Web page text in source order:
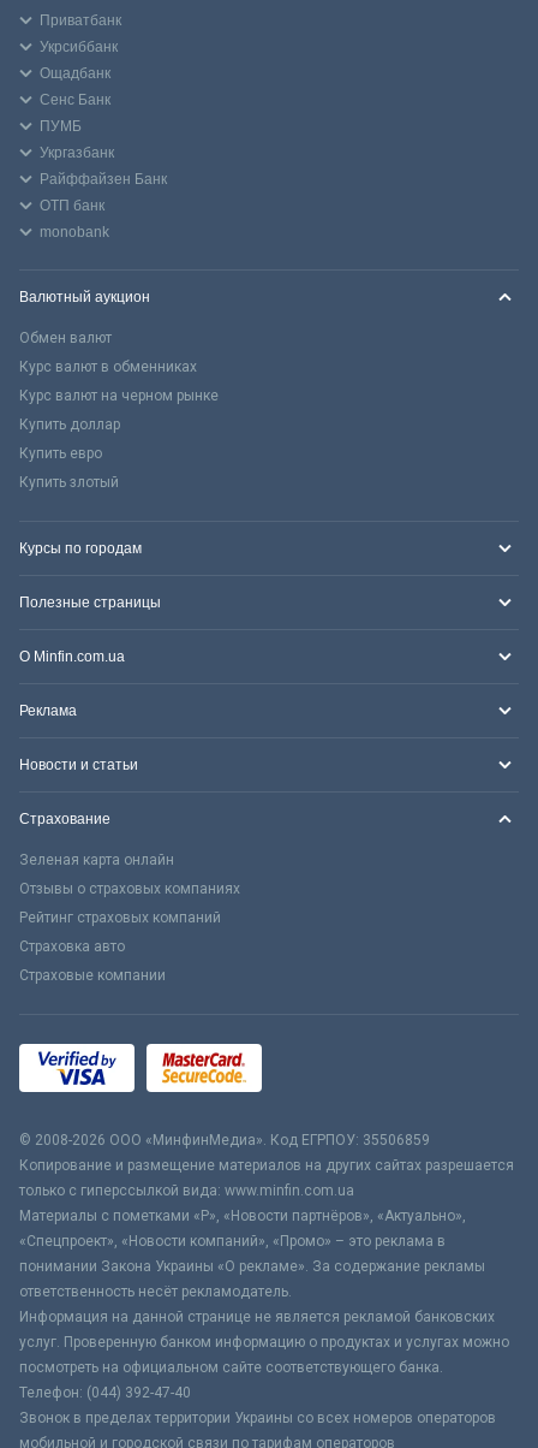
Приватбанк
Укрсиббанк
Ощадбанк
Сенс Банк
ПУМБ
Укргазбанк
Райффайзен Банк
ОТП банк
monobank
Валютный аукцион
Обмен валют
Курс валют в обменниках
Курс валют на черном рынке
Купить доллар
Купить евро
Купить злотый
Курсы по городам
Полезные страницы
О Minfin.com.ua
Реклама
Новости и статьи
Страхование
Зеленая карта онлайн
Отзывы о страховых компаниях
Рейтинг страховых компаний
Страховка авто
Страховые компании
© 2008-2026 ООО «МинфинМедиа». Код ЕГРПОУ: 35506859
Копирование и размещение материалов на других сайтах разрешается
только с гиперссылкой вида: www.minfin.com.ua
Материалы с пометками «Р», «Новости партнёров», «Актуально»,
«Спецпроект», «Новости компаний», «Промо» – это реклама в
понимании Закона Украины «О рекламе». За содержание рекламы
ответственность несёт рекламодатель.
Информация на данной странице не является рекламой банковских
услуг. Проверенную банком информацию о продуктах и услугах можно
посмотреть на официальном сайте соответствующего банка.
Телефон: (044) 392-47-40
Звонок в пределах территории Украины со всех номеров операторов
мобильной и городской связи по тарифам операторов